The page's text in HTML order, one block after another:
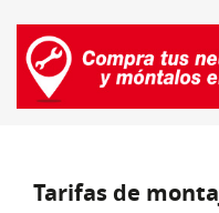
Tarifas de